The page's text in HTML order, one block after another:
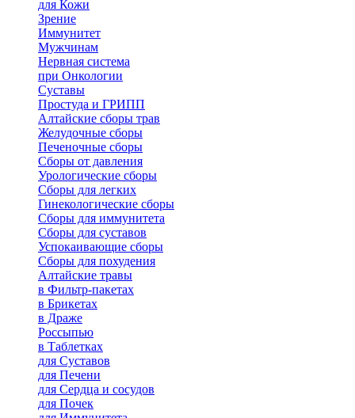
для Кожи
Зрение
Иммунитет
Мужчинам
Нервная система
при Онкологии
Суставы
Простуда и ГРИПП
Алтайские сборы трав
Желудочные сборы
Печеночные сборы
Сборы от давления
Урологические сборы
Сборы для легких
Гинекологические сборы
Сборы для иммунитета
Сборы для суставов
Успокаивающие сборы
Сборы для похудения
Алтайские травы
в Фильтр-пакетах
в Брикетах
в Драже
Россыпью
в Таблетках
для Cуставов
для Печени
для Сердца и сосудов
для Почек